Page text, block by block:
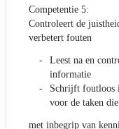
Competentie 5:
Controleert de
verbetert fouten
Leest na en
informatie
Schrijft foutloos
voor de taken
met inbegrip van